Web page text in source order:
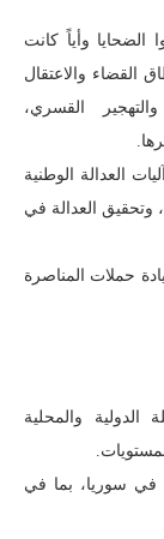
الضحايا وأياً كانت
القضاء والاعتقال
القسري،
العدالة الوطنية
وتحقيق العدالة في
حملات المناصرة
الدولية والمحلية
في سوريا، بما في